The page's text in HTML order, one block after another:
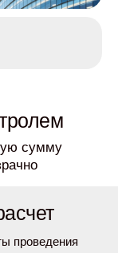
сумму
проведения